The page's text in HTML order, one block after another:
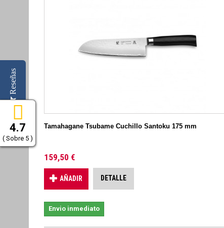
Tamahagane Tsubame Cuchillo Santoku 175 mm
159,50 €
AÑADIR DETALLE
Envio inmediato
4.7
( Sobre 5 )
Reseñas